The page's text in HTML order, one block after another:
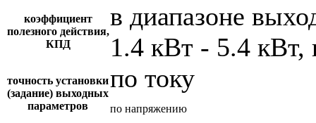
коэффициент
полезного действия,
КПД
в диапазоне
1.4 кВт - 5.4 кВт,
точность установки
(задание) выходных
параметров
по току
по напряжению